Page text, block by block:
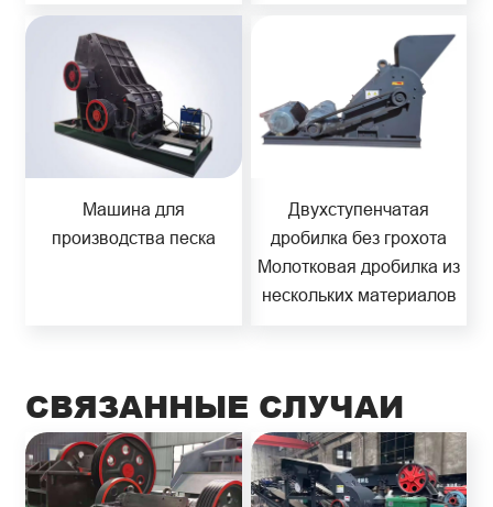
Машина для
производства песка
Двухступенчатая
дробилка без грохота
Молотковая дробилка из
нескольких материалов
СВЯЗАННЫЕ СЛУЧАИ